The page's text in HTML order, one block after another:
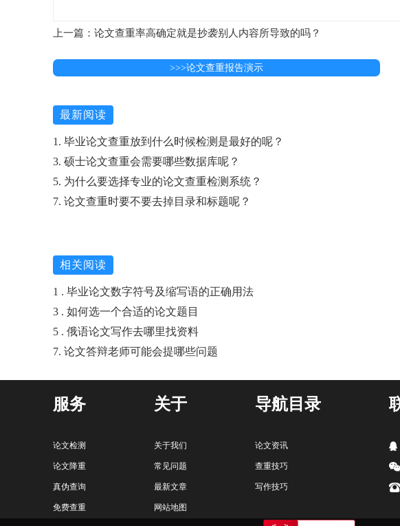
上一篇：论文查重率高确定就是抄袭别人内容所导致的吗？
>>>论文查重报告演示
最新阅读
1. 毕业论文查重放到什么时候检测是最好的呢？
3. 硕士论文查重会需要哪些数据库呢？
5. 为什么要选择专业的论文查重检测系统？
7. 论文查重时要不要去掉目录和标题呢？
相关阅读
1 . 毕业论文数字符号及缩写语的正确用法
3 . 如何选一个合适的论文题目
5 . 俄语论文写作去哪里找资料
7. 论文答辩老师可能会提哪些问题
服务
论文检测
论文降重
真伪查询
免费查重
关于
关于我们
常见问题
最新文章
网站地图
导航目录
论文资讯
查重技巧
写作技巧